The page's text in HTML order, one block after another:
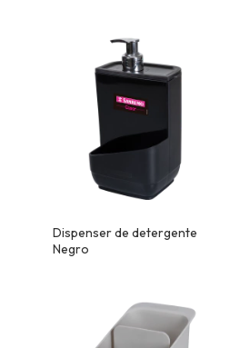
Dispenser de detergente
Negro